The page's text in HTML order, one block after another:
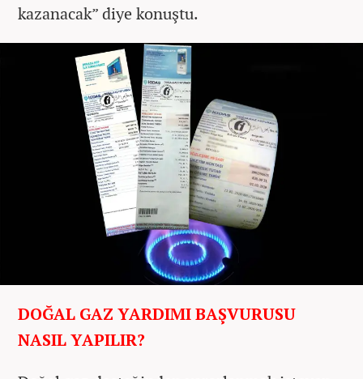
kazanacak” diye konuştu.
DOĞAL GAZ YARDIMI BAŞVURUSU
NASIL YAPILIR?